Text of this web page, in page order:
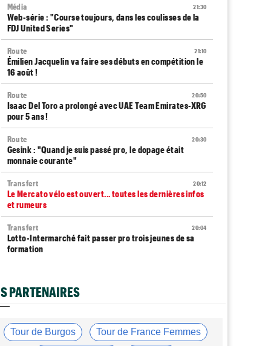
21:30
Média
Web-série : "Course toujours, dans les coulisses de la
FDJ United Series"
21:10
Route
Émilien Jacquelin va faire ses débuts en compétition le
16 août !
20:50
Route
Isaac Del Toro a prolongé avec UAE Team Emirates-XRG
pour 5 ans !
20:30
Route
Gesink : "Quand je suis passé pro, le dopage était
monnaie courante"
20:12
Transfert
Le Mercato vélo est ouvert... toutes les dernières infos
et rumeurs
20:04
Transfert
Lotto-Intermarché fait passer pro trois jeunes de sa
formation
cycliste"
Matthew Brennan : "Je me suis retrouvé un peu trop
loin…"
PARTENAIRES
Tour de Burgos Tour de France Femmes